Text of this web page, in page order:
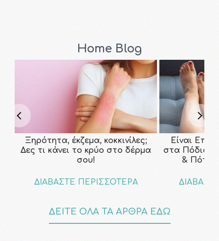
Home Blog
Ξηρότητα, έκζεμα, κοκκινίλες;
Δες τι κάνει το κρύο στο δέρμα
σου!
ΔΙΑΒΑΣΤΕ ΠΕΡΙΣΣΟΤΕΡΑ
Είναι
στα Πόδια;
& Πότε
ΔΕΙΤΕ ΟΛΑ ΤΑ ΑΡΘΡΑ ΕΔΩ